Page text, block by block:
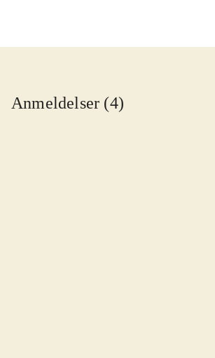
Anmeldelser (4)